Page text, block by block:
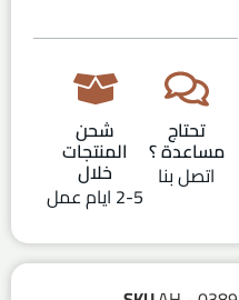
تحتاج
مساعدة ؟
اتصل بنا
شحن
المنتجات
خلال
2-5 ايام عمل